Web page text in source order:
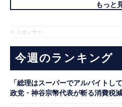
もっと
※ スポンサー
今週のランキング
「総理はスーパーでアルバイト
政党・神谷宗幣代表が斬る消費税